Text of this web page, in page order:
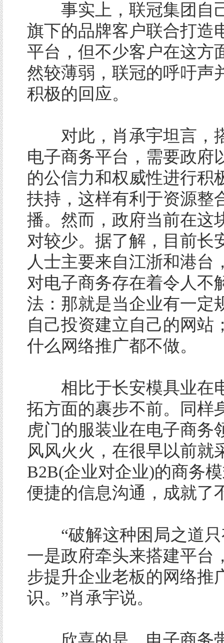
事实上，联冠集团自
旗下的品牌客户联合打造
平台，但不少客户在这方
然较薄弱，联冠的呼吁声
积极的回应。
对此，肖承宇坦言，
电子商务平台，需要政府
的公信力和权威性进行积
扶持，这样有利于资源整
播。然而，政府当前在这
对较少。据了解，目前长
人士主要来自江浙和港台
对电子商务存在着令人不
法：那就是当企业有一定
自己投资建立自己的网站
什么网络推广都不做。
相比于长安模具业在
拓方面的裹步不前。同样
虎门的服装业在电子商务
风风火火，在很早以前就
B2B(企业对企业)的商务
便捷的信息沟通，成就了
“破解这种困局之道只
一是政府牵头来搭建平台
步提升企业老板的网络推
识。”肖承宇说。